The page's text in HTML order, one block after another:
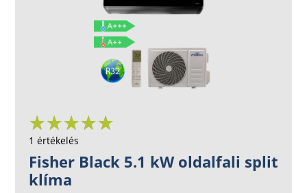
1 értékelés
Fisher Black 5.1 kW oldalfali split
klíma